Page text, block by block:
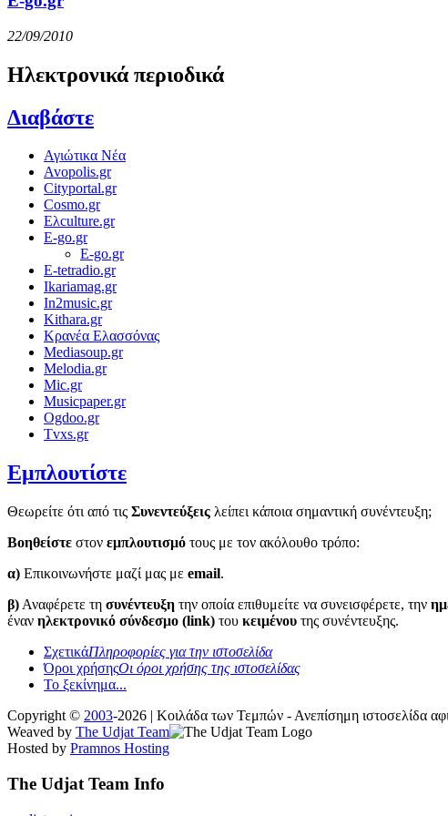
22/09/2010
Ηλεκτρονικά περιοδικά
Διαβάστε
Αγιώτικα Νέα
Avopolis.gr
Cityportal.gr
Cosmo.gr
Ελculture.gr
E-go.gr
E-go.gr
E-tetradio.gr
Ikariamag.gr
In2music.gr
Kithara.gr
Κρανέα Ελασσόνας
Mediasoup.gr
Melodia.gr
Mic.gr
Musicpaper.gr
Ogdoo.gr
Tvxs.gr
Εμπλουτίστε
Θεωρείτε ότι από τις Συνεντεύξεις λείπει κάποια σημαντική συνέντευξη;
Βοηθείστε στον εμπλουτισμό τους με τον ακόλουθο τρόπο:
α) Επικοινωνήστε μαζί μας με email.
β) Αναφέρετε τη συνέντευξη την οποία επιθυμείτε να συνεισφέρετε, την
έναν ηλεκτρονικό σύνδεσμο (link) του κειμένου της συνέντευξης.
ΣχετικάΠληροφορίες για την ιστοσελίδα
Όροι χρήσηςΟι όροι χρήσης της ιστοσελίδας
Το ξεκίνημα...
Copyright © 2003-2026 | Κοιλάδα των Τεμπών - Ανεπίσημη ιστοσελίδα
Weaved by The Udjat Team
Hosted by Pramnos Hosting
The Udjat Team Info